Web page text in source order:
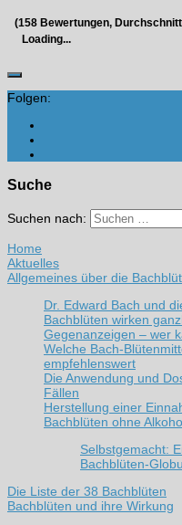
(158 Bewertungen,
Loading...
Folgen:
Suche
Suchen nach:
Home
Aktuelles
Allgemeines über die
Dr. Edward Bach und
Bachblüten wirken
Gegenanzeigen – wer
Welche Bach-
empfehlenswert
Die Anwendung und
Fällen
Herstellung einer
Bachblüten ohne
Selbstgemacht:
Bachblüten-
Die Liste der 38 Bachblüten
Bachblüten und ihre Wirkung